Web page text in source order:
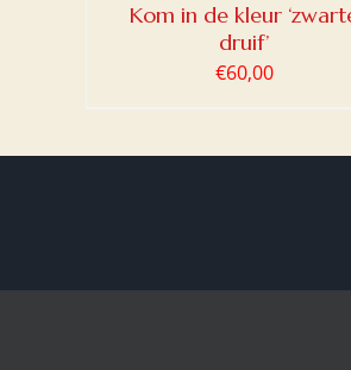
Kom in de kleur
druif’
€60,00